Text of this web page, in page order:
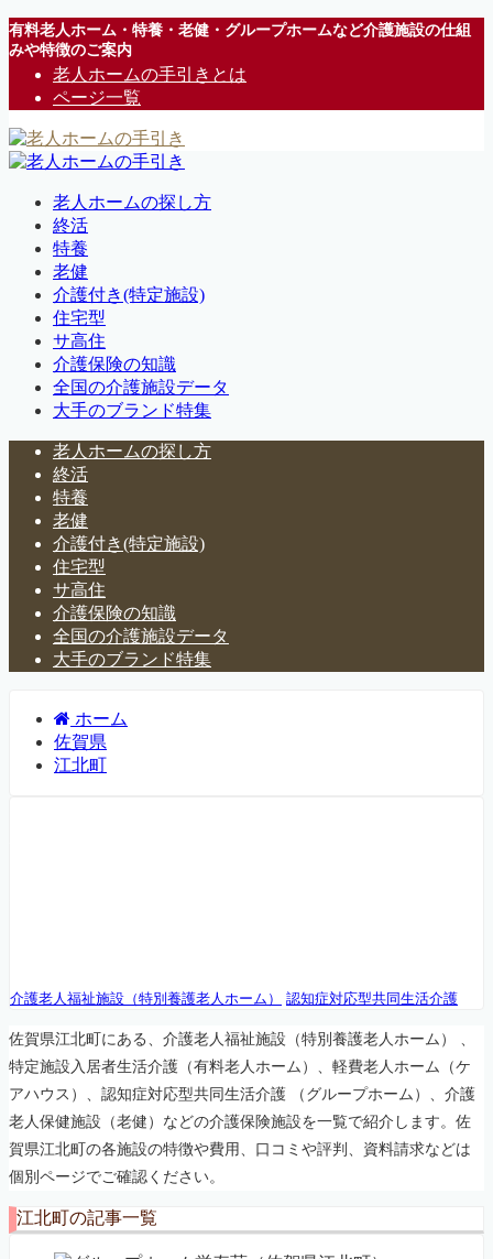
有料老人ホーム・特養・老健・グループホームなど介護施設の仕組
みや特徴のご案内
老人ホームの手引きとは
ページ一覧
老人ホームの探し方
終活
特養
老健
介護付き(特定施設)
住宅型
サ高住
介護保険の知識
全国の介護施設データ
大手のブランド特集
老人ホームの探し方
終活
特養
老健
介護付き(特定施設)
住宅型
サ高住
介護保険の知識
全国の介護施設データ
大手のブランド特集
ホーム
佐賀県
江北町
介護老人福祉施設（特別養護老人ホーム） 認知症対応型共同生活介護
佐賀県江北町にある、介護老人福祉施設（特別養護老人ホーム） 、
特定施設入居者生活介護（有料老人ホーム）、軽費老人ホーム（ケ
アハウス）、認知症対応型共同生活介護 （グループホーム）、介護
老人保健施設（老健）などの介護保険施設を一覧で紹介します。佐
賀県江北町の各施設の特徴や費用、口コミや評判、資料請求などは
個別ページでご確認ください。
江北町の記事一覧